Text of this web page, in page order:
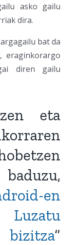
asko gailu
dira.
bat da
eraginkorargo
diren gailu
eta
en
Luzatu
”